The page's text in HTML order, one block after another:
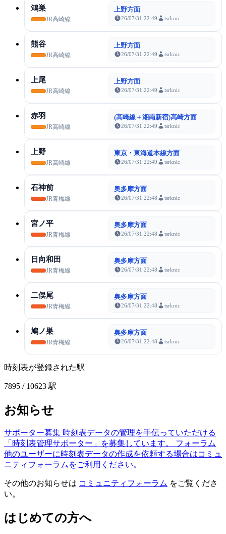
鴻巣
JR高崎線
上野方面
26/07/31 22:49 tsrknic
熊谷
JR高崎線
上野方面
26/07/31 22:49 tsrknic
上尾
JR高崎線
上野方面
26/07/31 22:49 tsrknic
赤羽
JR高崎線
(高崎線＋湘南新宿)高崎方面
26/07/31 22:49 tsrknic
上野
JR高崎線
東京・東海道本線方面
26/07/31 22:49 tsrknic
石神前
JR青梅線
奥多摩方面
26/07/31 22:48 tsrknic
宮ノ平
JR青梅線
奥多摩方面
26/07/31 22:48 tsrknic
日向和田
JR青梅線
奥多摩方面
26/07/31 22:48 tsrknic
二俣尾
JR青梅線
奥多摩方面
26/07/31 22:48 tsrknic
鳩ノ巣
JR青梅線
奥多摩方面
26/07/31 22:48 tsrknic
時刻表が登録された駅
7895 / 10623 駅
お知らせ
サポーター募集 時刻表データの管理を手伝っていただける
「時刻表管理サポーター」を募集しています。
フォーラム
他のユーザーに時刻表データの作成を依頼する場合はコミュ
ニティフォーラムをご利用ください。
その他のお知らせは コミュニティフォーラム をご覧くださ
い。
はじめての方へ